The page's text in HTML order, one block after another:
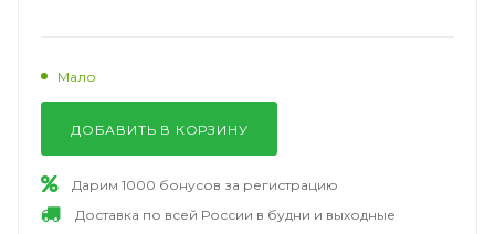
Мало
ДОБАВИТЬ В КОРЗИНУ
Дарим 1000 бонусов за регистрацию
Доставка по всей России в будни и выходные